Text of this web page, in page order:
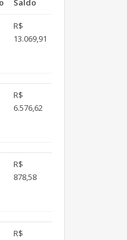
Saldo
R$
13.069,91
R$
6.576,62
R$
878,58
R$